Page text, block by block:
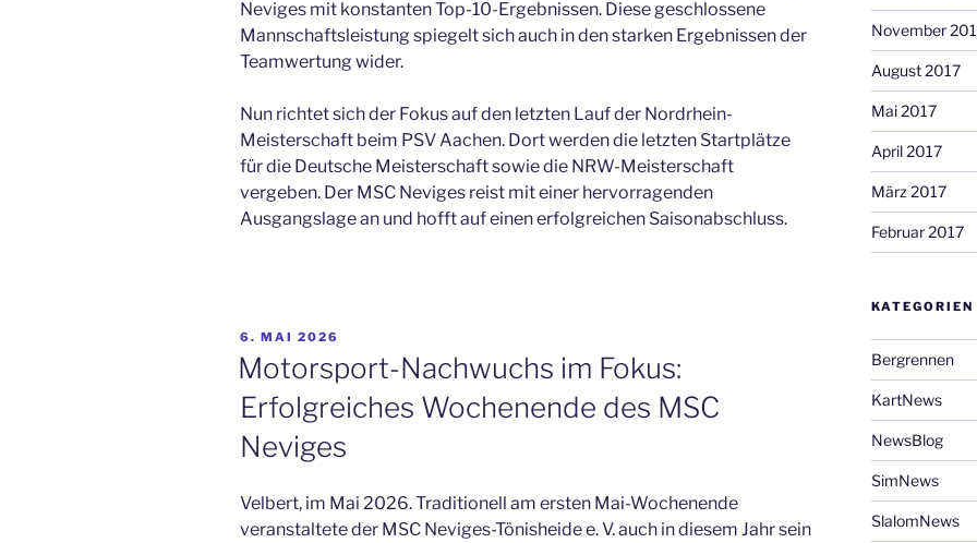
Neviges mit konstanten Top-10-Ergebnissen. Diese geschlossene
Mannschaftsleistung spiegelt sich auch in den starken Ergebnissen der
Teamwertung wider.
Nun richtet sich der Fokus auf den letzten Lauf der Nordrhein-
Meisterschaft beim PSV Aachen. Dort werden die letzten Startplätze
für die Deutsche Meisterschaft sowie die NRW-Meisterschaft
vergeben. Der MSC Neviges reist mit einer hervorragenden
Ausgangslage an und hofft auf einen erfolgreichen Saisonabschluss.
VERÖFFENTLICHT
AM
6. MAI 2026
Motorsport-Nachwuchs im Fokus:
Erfolgreiches Wochenende des MSC
Neviges
Velbert, im Mai 2026. Traditionell am ersten Mai-Wochenende
veranstaltete der MSC Neviges-Tönisheide e. V. auch in diesem Jahr sein
November
August 2017
Mai 2017
April 2017
März 2017
Februar 2017
KATEGORIEN
Bergrennen
KartNews
NewsBlog
SimNews
SlalomNews